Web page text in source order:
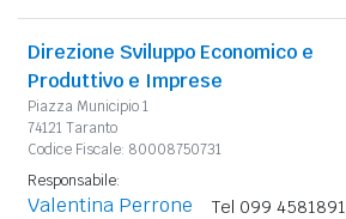
Direzione Sviluppo Economico e
Produttivo e Imprese
Piazza Municipio 1
74121 Taranto
Codice Fiscale: 80008750731
Responsabile:
Valentina Perrone Tel 099 4581891